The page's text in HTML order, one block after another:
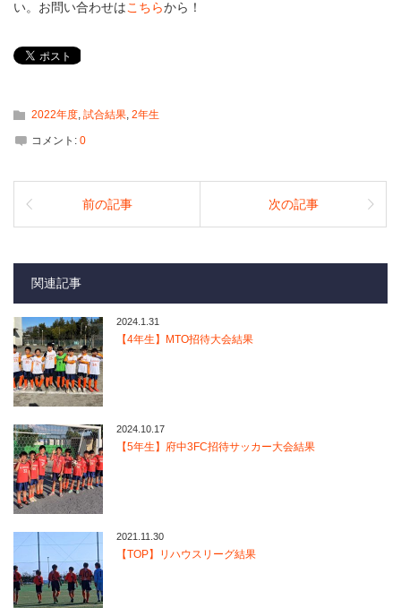
い。お問い合わせはこちらから！
2022年度, 試合結果, 2年生
コメント: 0
前の記事 次の記事
関連記事
2024.1.31
【4年生】MTO招待大会結果
2024.10.17
【5年生】府中3FC招待サッカー大会結果
2021.11.30
【TOP】リハウスリーグ結果